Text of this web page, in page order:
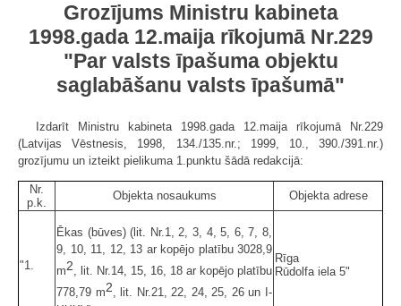
Grozījums Ministru kabineta
1998.gada 12.maija rīkojumā Nr.229
"Par valsts īpašuma objektu
saglabāšanu valsts īpašumā"
Izdarīt Ministru kabineta 1998.gada 12.maija rīkojumā Nr.229
(Latvijas Vēstnesis, 1998, 134./135.nr.; 1999, 10., 390./391.nr.)
grozījumu un izteikt pielikuma 1.punktu šādā redakcijā:
Nr.
p.k.
Objekta nosaukums Objekta adrese
"1.
Ēkas (būves) (lit. Nr.1, 2, 3, 4, 5, 6, 7, 8,
9, 10, 11, 12, 13 ar kopējo platību 3028,9
m2, lit. Nr.14, 15, 16, 18 ar kopējo platību
778,79 m2, lit. Nr.21, 22, 24, 25, 26 un I-
Rīga
Rūdolfa iela 5"